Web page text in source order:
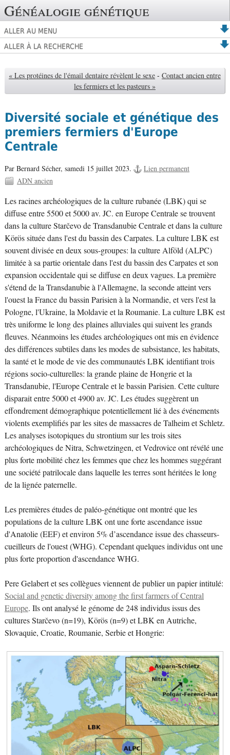
Généalogie génétique
ALLER AU MENU
ALLER À LA RECHERCHE
« Les protéines de l'émail dentaire révèlent le sexe - Contact ancien entre
les fermiers et les pasteurs »
Diversité sociale et génétique des
premiers fermiers d'Europe
Centrale
Par Bernard Sécher, samedi 15 juillet 2023.
Lien permanent
ADN ancien
Les racines archéologiques de la culture rubanée (LBK) qui se
diffuse entre 5500 et 5000 av. JC. en Europe Centrale se trouvent
dans la culture Starčevo de Transdanubie Centrale et dans la culture
Körös située dans l'est du bassin des Carpates. La culture LBK est
souvent divisée en deux sous-groupes: la culture Alföld (ALPC)
limitée à sa partie orientale dans l'est du bassin des Carpates et son
expansion occidentale qui se diffuse en deux vagues. La première
s'étend de la Transdanubie à l'Allemagne, la seconde atteint vers
l'ouest la France du bassin Parisien à la Normandie, et vers l'est la
Pologne, l'Ukraine, la Moldavie et la Roumanie. La culture LBK est
très uniforme le long des plaines alluviales qui suivent les grands
fleuves. Néanmoins les études archéologiques ont mis en évidence
des différences subtiles dans les modes de subsistance, les habitats,
la santé et le mode de vie des communautés LBK identifiant trois
régions socio-culturelles: la grande plaine de Hongrie et la
Transdanubie, l'Europe Centrale et le bassin Parisien. Cette culture
disparait entre 5000 et 4900 av. JC. Les études suggèrent un
effondrement démographique potentiellement lié à des événements
violents exemplifiés par les sites de massacres de Talheim et Schletz.
Les analyses isotopiques du strontium sur les trois sites
archéologiques de Nitra, Schwetzingen, et Vedrovice ont révélé une
plus forte mobilité chez les femmes que chez les hommes suggérant
une société patrilocale dans laquelle les terres sont héritées le long
de la lignée paternelle.
Les premières études de paléo-génétique ont montré que les
populations de la culture LBK ont une forte ascendance issue
d'Anatolie (EEF) et environ 5% d’ascendance issue des chasseurs-
cueilleurs de l'ouest (WHG). Cependant quelques individus ont une
plus forte proportion d'ascendance WHG.
Pere Gelabert et ses collègues viennent de publier un papier intitulé:
Social and genetic diversity among the first farmers of Central
Europe. Ils ont analysé le génome de 248 individus issus des
cultures Starčevo (n=19), Körös (n=9) et LBK en Autriche,
Slovaquie, Croatie, Roumanie, Serbie et Hongrie: